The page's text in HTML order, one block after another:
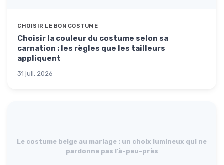
CHOISIR LE BON COSTUME
Choisir la couleur du costume selon sa
carnation : les règles que les tailleurs
appliquent
31 juil. 2026
Le costume beige au mariage : un choix lumineux qui ne
pardonne pas l'à-peu-près